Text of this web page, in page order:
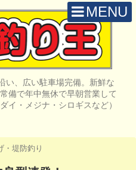
MENU
い、広い駐車場完備。新鮮な
備で年中無休で早朝営業して
イ・メジナ・シロギスなど）
・堤防釣り